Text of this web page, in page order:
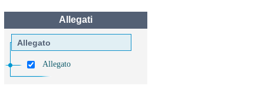
Allegati
Allegato
Allegato